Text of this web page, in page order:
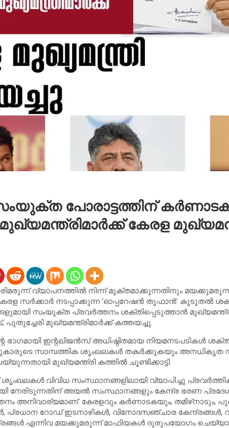
പോരാട്ടത്തിന് കര്‍ണാടക,
കേരള
വ്യാപനത്തില്‍ നിന്ന് മുക്തമാക്കുന്നതിനും
സര്‍ക്കാര്‍ നടപ്പാക്കുന്ന ‘ഓപ്പറേഷന്‍ തൂഫാന്‍’ കൂടുതല്‍
സംയുക്ത പ്രവര്‍ത്തനം ശക്തിപ്പെടുത്താന്‍
പുതുച്ചേരി മുഖ്യമന്ത്രിമാര്‍ക്ക് കത്തയച്ചു.
ഭാഗമായി ഇന്റലിജന്‍സ് അധിഷ്ഠിതമായ നിയമനടപടികള്‍
സാമ്പത്തിക ശൃംഖലകള്‍ തകര്‍ക്കുകയും അനധികൃത
മുഖ്യമന്ത്രി കത്തില്‍ ചൂണ്ടിക്കാട്ടി.
വിവിധ സംസ്ഥാനങ്ങളിലായി വ്യാപിച്ചു
നേരിടുന്നതിന് അയല്‍ സംസ്ഥാനങ്ങളും കേന്ദ്ര ഭരണ
അനിവാര്യമാണ്. കേരളവും കര്‍ണാടകയും, തമിഴ്‌നാടും,
പ്രധാന റോഡ് ഇടനാഴികള്‍, വിനോദസഞ്ചാര കേന്ദ്രങ്ങള്‍,
എന്നിവ മയക്കുമരുന്ന് മാഫിയകള്‍ ദുരുപയോഗം